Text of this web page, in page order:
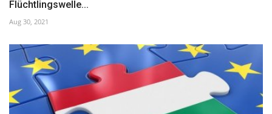
Flüchtlingswelle...
Aug 30, 2021